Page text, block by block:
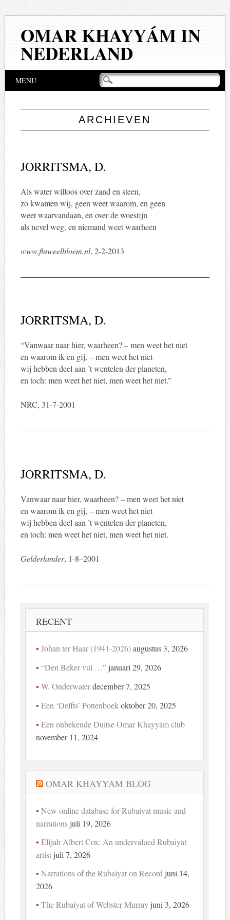
OMAR KHAYYÁM IN
NEDERLAND
Hoofdmenu
springen
MENU
ARCHIEVEN
JORRITSMA, D.
Als water willoos over zand en steen,
zo kwamen wij, geen weet waarom, en geen
weet waarvandaan, en over de woestijn
als nevel weg, en niemand weet waarheen
www.fluweelbloem.nl, 2-2-2013
JORRITSMA, D.
“Vanwaar naar hier, waarheen? – men weet het niet
en waarom ik en gij, – men weet het niet
wij hebben deel aan ’t wentelen der planeten,
en toch: men weet het niet, men weet het niet.”
NRC, 31-7-2001
JORRITSMA, D.
Vanwaar naar hier, waarheen? – men weet het niet
en waarom ik en gij, – men weet het niet
wij hebben deel aan ’t wentelen der planeten,
en toch: men weet het niet, men weet het niet.
Gelderlander, 1-8–2001
RECENT
Johan ter Haar (1941-2026) augustus 3, 2026
“Den Beker vul …” januari 29, 2026
W. Onderwaterdecember 7, 2025
Een ‘Delfts’ Pottenboek oktober 20, 2025
Een onbekende Duitse Omar Khayyám club
november 11, 2024
OMAR KHAYYAM BLOG
New online database for Rubaiyat music and
narrations juli 19, 2026
Elijah Albert Cox: An undervalued Rubaiyat
artist juli 7, 2026
Narrations of the Rubaiyat on Record juni 14,
2026
The Rubaiyat of Webster Murray juni 3, 2026